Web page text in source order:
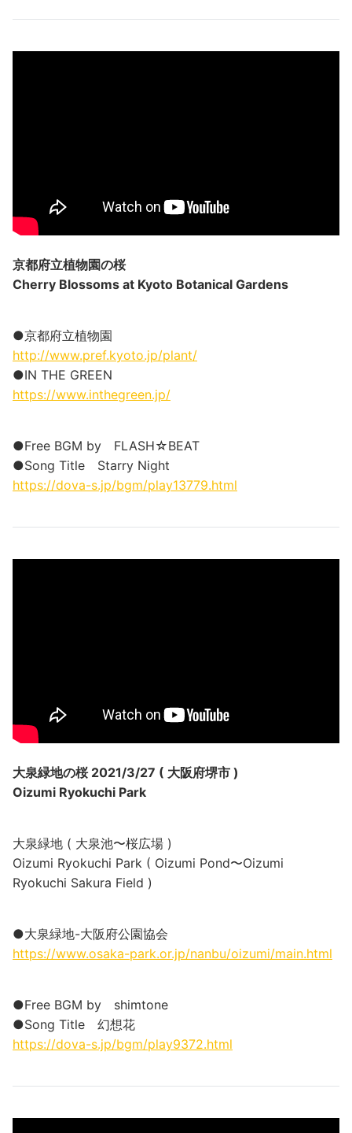
京都府立植物園の桜
Cherry Blossoms at Kyoto Botanical Gardens
●京都府立植物園
http://www.pref.kyoto.jp/plant/
●IN THE GREEN
https://www.inthegreen.jp/​
●Free BGM by FLASH☆BEAT
●Song Title Starry Night
https://dova-s.jp/bgm/play13779.html​
大泉緑地の桜 2021/3/27 ( 大阪府堺市 )
Oizumi Ryokuchi Park
大泉緑地 ( 大泉池〜桜広場 )
Oizumi Ryokuchi Park ( Oizumi Pond〜Oizumi
Ryokuchi Sakura Field )
●大泉緑地-大阪府公園協会
https://www.osaka-park.or.jp/nanbu/oizumi/main.html
●Free BGM by shimtone
●Song Title 幻想花
https://dova-s.jp/bgm/play9372.html​